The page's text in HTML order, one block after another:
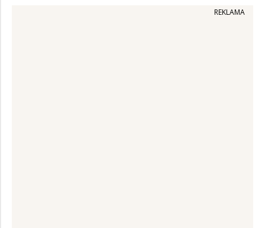
REKLAMA